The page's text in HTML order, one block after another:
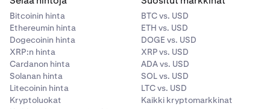
•
Trigger Signal:
Last Price
Viimeisin hinta, jolla kauppa on toteutunut.
Milloin käyttää: Ihanteellinen reaaliaikaiseen
kaupankäyntiin ja nopeisiin toteutuspäätöksiin,
Bitcoinin hinta
Ethereumin hinta
Dogecoinin hinta
XRP:n hinta
Cardanon hinta
Solanan hinta
Litecoinin hinta
Kryptoluokat
BTC vs. USD
ETH vs. USD
DOGE vs. USD
XRP vs. USD
ADA vs. USD
SOL vs. USD
LTC vs. USD
Kaikki kryptomarkkinat